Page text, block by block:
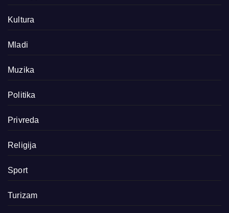
Kultura
Mladi
Muzika
Politika
Privreda
Religija
Sport
Turizam